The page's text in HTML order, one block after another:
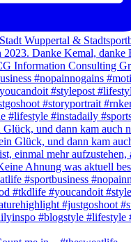
und dann kam auch n